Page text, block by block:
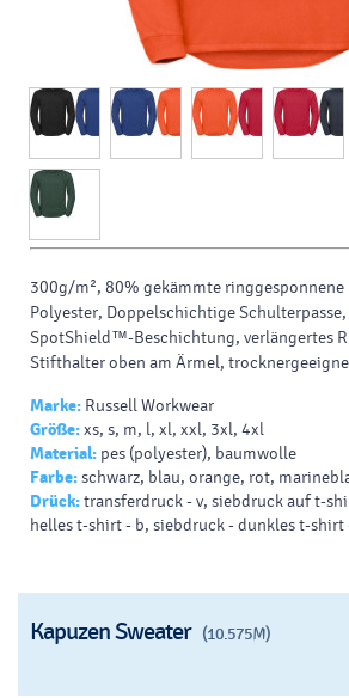
300g/m², 80% gekämmte
Polyester, Doppelschichtige
SpotShield™-Beschichtung, verlängertes
Stifthalter oben am Ärmel,
Marke: Russell Workwear
Größe:xs, s, m, l, xl, xxl, 3xl, 4xl
Material: pes (polyester), baumwolle
Farbe:schwarz, blau, orange, rot,
Drück:transferdruck - v, siebdruck auf t-
helles t-shirt - b, siebdruck - dunkles t-shirt
Kapuzen Sweater (10.575M)